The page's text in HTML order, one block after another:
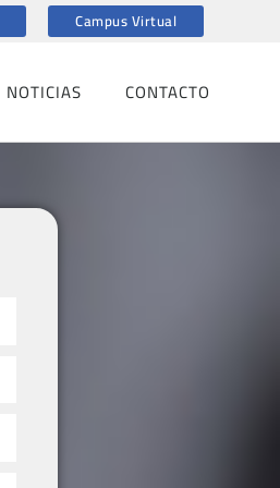
Campus Virtual
NOTICIAS CONTACTO